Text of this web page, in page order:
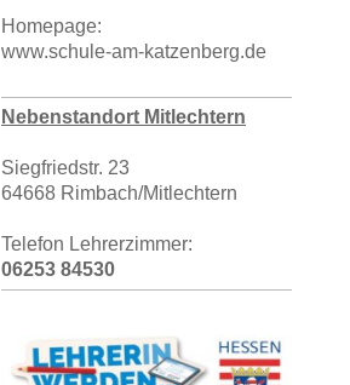
Homepage:
www.schule-am-katzenberg.de
Nebenstandort Mitlechtern
Siegfriedstr. 23
64668 Rimbach/Mitlechtern
Telefon Lehrerzimmer:
06253 84530